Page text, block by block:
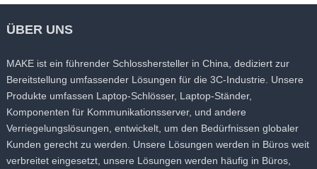
ÜBER UNS
MAKE ist ein führender Schlosshersteller in China, dediziert zur
Bereitstellung umfassender Lösungen für die 3C-Industrie. Unsere
Produkte umfassen Laptop-Schlösser, Laptop-Ständer,
Komponenten für Kommunikationsserver, und andere
Verriegelungslösungen, entwickelt, um den Bedürfnissen globaler
Kunden gerecht zu werden. Unsere Lösungen werden in Büros weit
verbreitet eingesetzt, unsere Lösungen werden häufig in Büros,